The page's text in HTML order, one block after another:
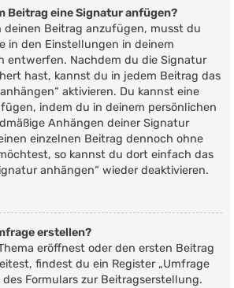
Beitrag eine Signatur anfügen?
deinen Beitrag anzufügen, musst du
in den Einstellungen in deinem
entwerfen. Nachdem du die Signatur
hast, kannst du in jedem Beitrag das
aktivieren. Du kannst eine
indem du in deinem persönlichen
Anhängen deiner Signatur
einzelnen Beitrag dennoch ohne
so kannst du dort einfach das
anhängen“ wieder deaktivieren.
erstellen?
eröffnest oder den ersten Beitrag
findest du ein Register „Umfrage
Formulars zur Beitragserstellung.